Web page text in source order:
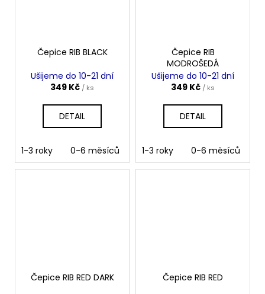
Čepice RIB BLACK
Ušijeme do 10-21 dní
349 Kč / ks
DETAIL
1-3 roky 0-6 měsíců 6-12 měsíců 4-10 let
Čepice RIB
MODROŠEDÁ
Ušijeme do 10-21 dní
349 Kč / ks
DETAIL
1-3 roky 0-6 měsíců
Čepice RIB RED DARK
Čepice RIB RED